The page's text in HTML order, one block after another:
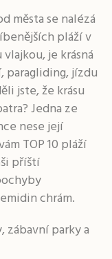
města se nalézá
pláží v
je krásná
paragliding, jízdu
jste, že krásu
Jedna ze
nese její
TOP 10 pláží
příští
chrám.
parky a